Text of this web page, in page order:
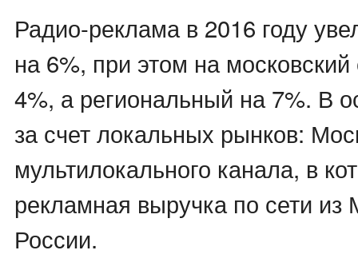
Радио-реклама в 2016 году
на 6%, при этом на
4%, а региональный на 7%. В
за счет локальных рынков:
мультилокального канала, в
рекламная выручка по сети из
России.